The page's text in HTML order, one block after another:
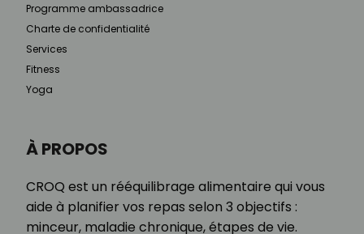
À PROPOS
CROQ est un rééquilibrage alimentaire qui vous
aide à planifier vos repas selon 3 objectifs :
minceur, maladie chronique, étapes de vie.
Programme ambassadrice
Charte de confidentialité
Services
Fitness
Yoga